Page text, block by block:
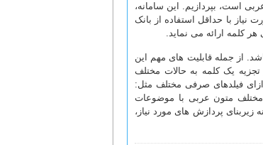
است، بپردازیم. این سامانه،
نیاز با حداقل استفاده از بانک
کلمه ارائه می نماید.
از جمله قابلیت های مهم این
تجزیه یک کلمه به حالات مختلف
فیلدهای صرفی مختلف مثل:
مختلف متون عربی با موضوعات
زیربنای پردازش های مورد نیاز،